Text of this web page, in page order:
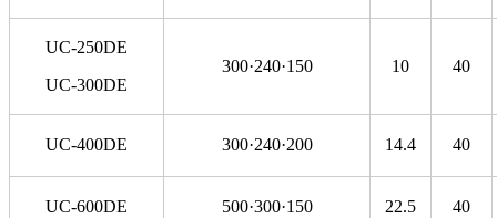
UC-250DE
UC-300DE
300·240·150 10 40
UC-400DE 300·240·200 14.4 40
UC-600DE 500·300·150 22.5 40